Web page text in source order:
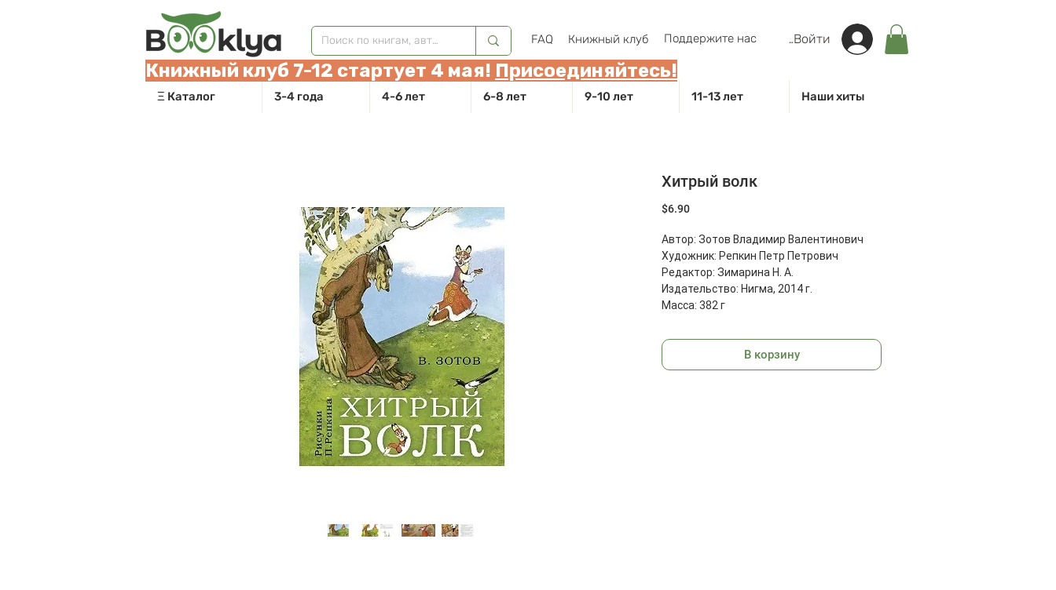
FAQ Книжный клуб Поддержите нас Войти
Ξ Каталог 3-4 года 4-6 лет 6-8 лет 9-10 лет 11-13 лет Наши хиты
Книжный клуб 7-12 стартует 4 мая! Присоединяйтесь!
Хитрый волк
$6.90Цена
Автор: Зотов Владимир Валентинович
Художник: Репкин Петр Петрович
Редактор: Зимарина Н. А.
Издательство: Нигма, 2014 г.
Масса: 382 г
В корзину